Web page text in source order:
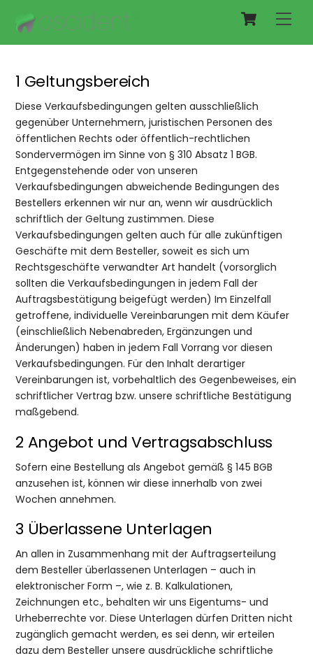
Cart
1 Geltungsbereich
Diese Verkaufsbedingungen gelten ausschließlich
gegenüber Unternehmern, juristischen Personen des
öffentlichen Rechts oder öffentlich-rechtlichen
Sondervermögen im Sinne von § 310 Absatz 1 BGB.
Entgegenstehende oder von unseren
Verkaufsbedingungen abweichende Bedingungen des
Bestellers erkennen wir nur an, wenn wir ausdrücklich
schriftlich der Geltung zustimmen. Diese
Verkaufsbedingungen gelten auch für alle zukünftigen
Geschäfte mit dem Besteller, soweit es sich um
Rechtsgeschäfte verwandter Art handelt (vorsorglich
sollten die Verkaufsbedingungen in jedem Fall der
Auftragsbestätigung beigefügt werden) Im Einzelfall
getroffene, individuelle Vereinbarungen mit dem Käufer
(einschließlich Nebenabreden, Ergänzungen und
Änderungen) haben in jedem Fall Vorrang vor diesen
Verkaufsbedingungen. Für den Inhalt derartiger
Vereinbarungen ist, vorbehaltlich des Gegenbeweises, ein
schriftlicher Vertrag bzw. unsere schriftliche Bestätigung
maßgebend.
2 Angebot und Vertragsabschluss
Sofern eine Bestellung als Angebot gemäß § 145 BGB
anzusehen ist, können wir diese innerhalb von zwei
Wochen annehmen.
3 Überlassene Unterlagen
An allen in Zusammenhang mit der Auftragserteilung
dem Besteller überlassenen Unterlagen – auch in
elektronischer Form –, wie z. B. Kalkulationen,
Zeichnungen etc., behalten wir uns Eigentums- und
Urheberrechte vor. Diese Unterlagen dürfen Dritten nicht
zugänglich gemacht werden, es sei denn, wir erteilen
dazu dem Besteller unsere ausdrückliche schriftliche